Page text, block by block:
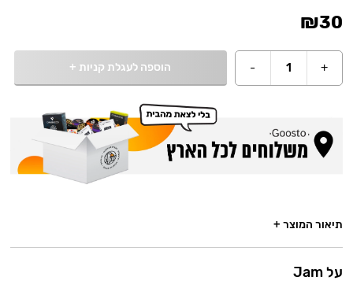
₪30
+
1
- הוספה לעגלת קניות +
תיאור המוצר +
על Jam